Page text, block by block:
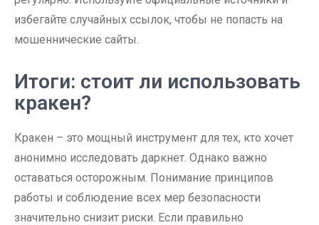
избегайте случайных ссылок, чтобы не попасть на
мошеннические сайты.
Итоги: стоит ли использовать
кракен?
Кракен – это мощный инструмент для тех, кто хочет
анонимно исследовать даркнет. Однако важно
оставаться осторожным. Понимание принципов
работы и соблюдение всех мер безопасности
значительно снизит риски. Если правильно